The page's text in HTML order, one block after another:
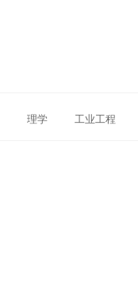
理学 工业工程